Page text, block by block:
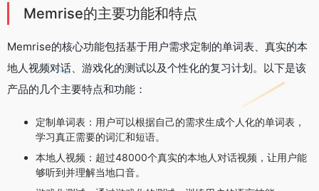
Memrise的主要功能和特点
Memrise的核心功能包括基于用户需求定制的单词表、真实的本
地人视频对话、游戏化的测试以及个性化的复习计划。以下是该
产品的几个主要特点和功能：
定制单词表：用户可以根据自己的需求生成个人化的单词表，
学习真正需要的词汇和短语。
本地人视频：超过48000个真实的本地人对话视频，让用户能
够听到并理解当地口音。